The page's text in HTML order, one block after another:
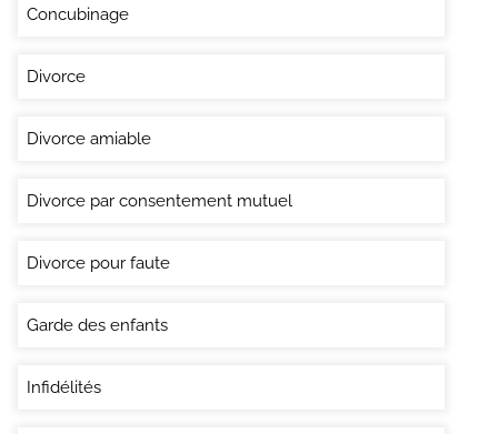
Concubinage
Divorce
Divorce amiable
Divorce par consentement mutuel
Divorce pour faute
Garde des enfants
Infidélités